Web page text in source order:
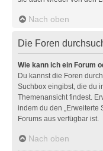
Nach oben
Die Foren
Wie kann ich ein Forum
Du kannst die Foren
Suchbox eingibst, die du
Themenansicht findest.
indem du den „Erweiterte
Forums aus verfügbar ist.
Nach oben